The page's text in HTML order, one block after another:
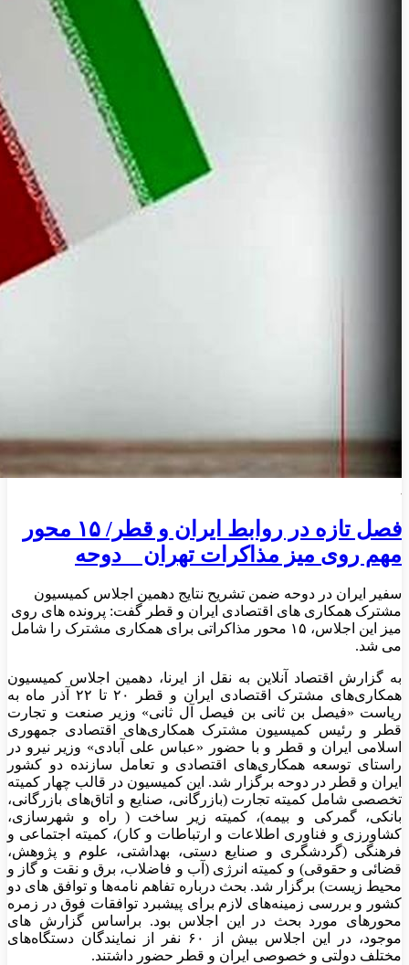
فصل تازه در روابط ایران و قطر/ ۱۵ محور
مهم روی میز مذاکرات تهران _ دوحه
سفیر ایران در دوحه ضمن تشریح نتایج دهمین اجلاس کمیسیون
مشترک همکاری های اقتصادی ایران و قطر گفت: پرونده های روی
میز این اجلاس، ۱۵ محور مذاکراتی برای همکاری مشترک را شامل
می شد.
به گزارش اقتصاد آنلاین به نقل از ایرنا، دهمین اجلاس کمیسیون
همکاری‌های مشترک اقتصادی ایران و قطر ۲۰ تا ۲۲ آذر ماه به
ریاست «فیصل بن ثانی بن فیصل آل ثانی» وزیر صنعت و تجارت
قطر و رئیس کمیسیون مشترک همکاری‌های اقتصادی جمهوری
اسلامی ایران و قطر و با حضور «عباس علی آبادی» وزیر نیرو در
راستای توسعه همکاری‌های اقتصادی و تعامل سازنده دو کشور
ایران و قطر در دوحه برگزار شد. این کمیسیون در قالب چهار کمیته
تخصصی شامل کمیته تجارت (بازرگانی، صنایع و اتاق‌های بازرگانی،
بانکی، گمرکی و بیمه)، کمیته زیر ساخت ( راه و شهرسازی،
کشاورزی و فناوری اطلاعات و ارتباطات و کار)، کمیته اجتماعی و
فرهنگی (گردشگری و صنایع دستی، بهداشتی، علوم و پژوهش،
قضائی و حقوقی) و کمیته انرژی (آب و فاضلاب، برق و نقت و گاز و
محیط زیست) برگزار ‌شد. بحث درباره تفاهم‌ نامه‌ها و توافق های دو
کشور و بررسی زمینه‌های لازم برای پیشبرد توافقات فوق در زمره
محورهای مورد بحث در این اجلاس بود. براساس گزارش های
موجود، در این اجلاس بیش از ۶۰ نفر از نمایندگان دستگاه‌های
مختلف دولتی و خصوصی ایران و قطر حضور داشتند.